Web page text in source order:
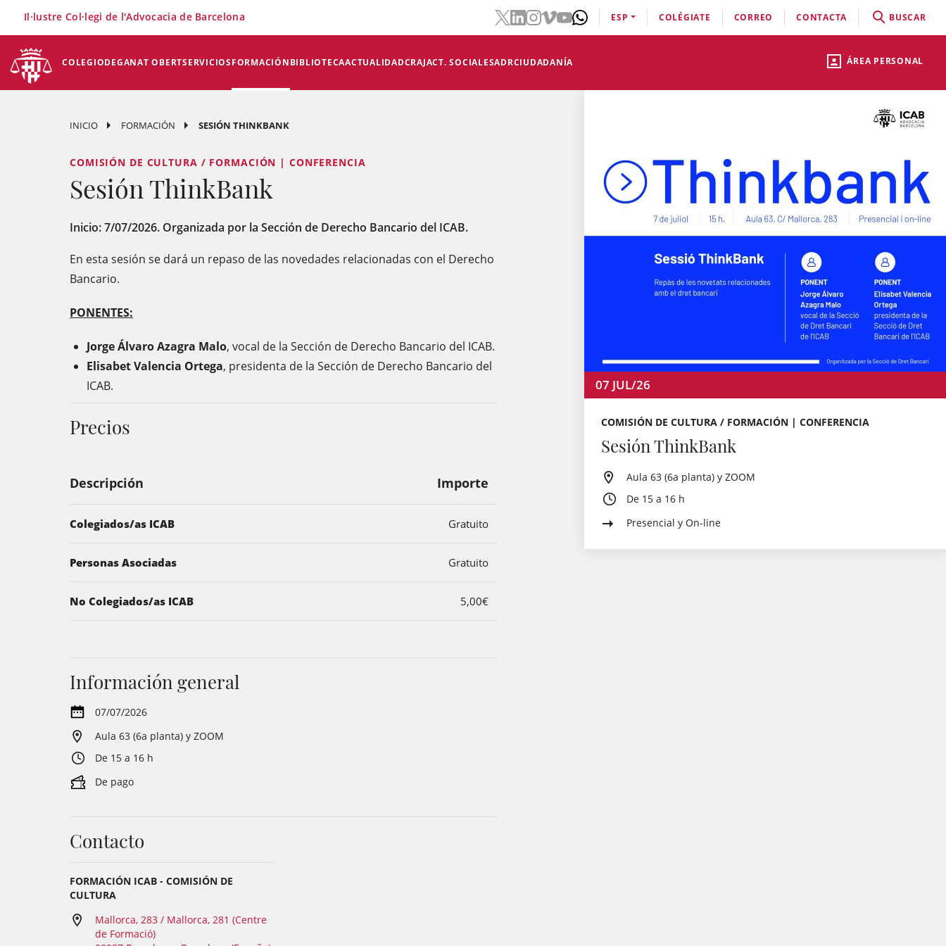
ÁREA PERSONAL
COLEGIODEGANAT OBERTSERVICIOSFORMACIÓNBIBLIOTECAACTUALIDADCRAJACT. SOCIALESADRCIUDADANÍA
Il·lustre Col·legi de l'Advocacia de Barcelona ESP COLÉGIATE CORREO CONTACTA BUSCAR
INICIO FORMACIÓN SESIÓN THINKBANK
COMISIÓN DE CULTURA / FORMACIÓN | CONFERENCIA
Sesión ThinkBank
Inicio: 7/07/2026. Organizada por la Sección de Derecho Bancario del ICAB.
En esta sesión se dará un repaso de las novedades relacionadas con el Derecho
Bancario.
PONENTES:
Jorge Álvaro Azagra Malo, vocal de la Sección de Derecho Bancario del ICAB.
Elisabet Valencia Ortega, presidenta de la Sección de Derecho Bancario del
ICAB.
Precios
Descripción Importe
Colegiados/as ICAB Gratuito
Personas Asociadas Gratuito
No Colegiados/as ICAB 5,00€
07 JUL/26
COMISIÓN DE CULTURA / FORMACIÓN | CONFERENCIA
Sesión ThinkBank
Aula 63 (6a planta) y ZOOM
De 15 a 16 h
Presencial y On-line
Información general
07/07/2026
Aula 63 (6a planta) y ZOOM
De 15 a 16 h
De pago
Contacto
FORMACIÓN ICAB - COMISIÓN DE
CULTURA
Mallorca, 283 / Mallorca, 281 (Centre
de Formació)